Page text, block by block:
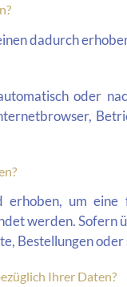
dadurch
oder
um eine
werden. Sofern
Bestellungen
Ihrer Daten?